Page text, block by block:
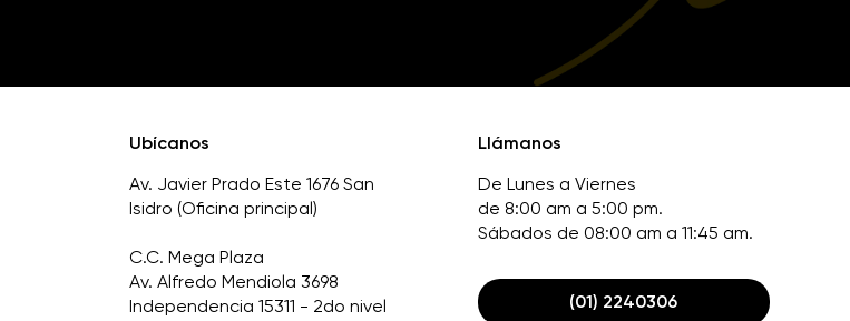
Ubícanos
Av. Javier Prado Este 1676 San
Isidro (Oficina principal)
C.C. Mega Plaza
Av. Alfredo Mendiola 3698
Independencia 15311 - 2do nivel
Llámanos
De Lunes a Viernes
de 8:00 am a 5:00 pm.
Sábados de 08:00 am a 11:45 am.
(01) 2240306